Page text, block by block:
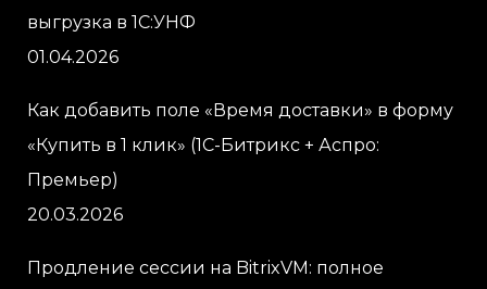
выгрузка в 1С:УНФ
01.04.2026
Как добавить поле «Время доставки» в форму
«Купить в 1 клик» (1С-Битрикс + Аспро:
Премьер)
20.03.2026
Продление сессии на BitrixVM: полное